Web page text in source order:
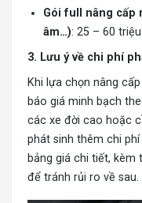
Gói full nâng cấp
âm…): 25 – 60
3. Lưu ý về chi phí
Khi lựa chọn nâng
báo giá minh bạch
các xe đời cao hoặc
phát sinh thêm chi
bảng giá chi tiết, kèm
để tránh rủi ro về sau.